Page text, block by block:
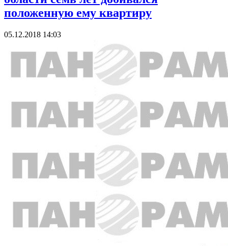
положенную ему квартиру
05.12.2018 14:03